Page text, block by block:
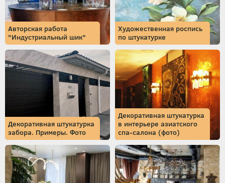
Авторская работа
"Индустриальный шик"
Художественная роспись
по штукатурке
Декоративная штукатурка
забора. Примеры. Фото
Декоративная штукатурка
в интерьере азиатского
спа-салона (фото)